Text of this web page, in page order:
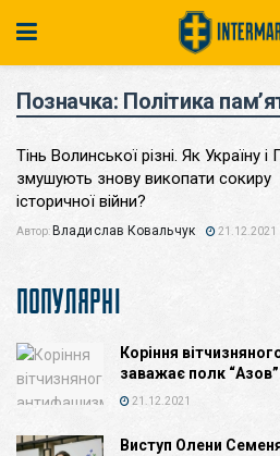
Позначка: Політика
Тінь Волинської різні. Як Україну
змушують знову викопати сокиру
історичної війни?
Автор: Владислав Ковальчук 21.12.2021
ПОПУЛЯРНІ
Коріння
заважає полк
21.12.2021
Виступ Олени